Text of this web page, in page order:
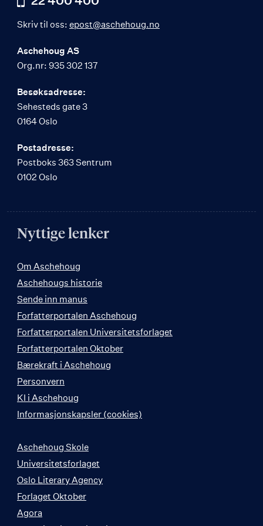
Skriv til oss: epost@aschehoug.no
Aschehoug AS
Org.nr: 935 302 137
Besøksadresse:
Sehesteds gate 3
0164 Oslo
Postadresse:
Postboks 363 Sentrum
0102 Oslo
Nyttige lenker
Om Aschehoug
Aschehougs historie
Sende inn manus
Forfatterportalen Aschehoug
Forfatterportalen Universitetsforlaget
Forfatterportalen Oktober
Bærekraft i Aschehoug
Personvern
KI i Aschehoug
Informasjonskapsler (cookies)
Aschehoug Skole
Universitetsforlaget
Oslo Literary Agency
Forlaget Oktober
Agora